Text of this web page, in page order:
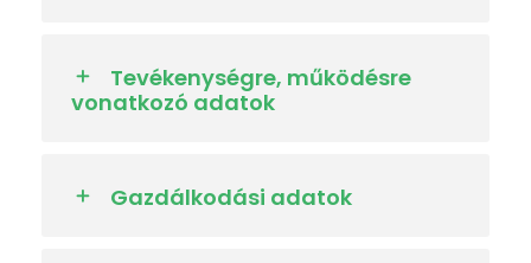
Tevékenységre, működésre
vonatkozó adatok
Gazdálkodási adatok